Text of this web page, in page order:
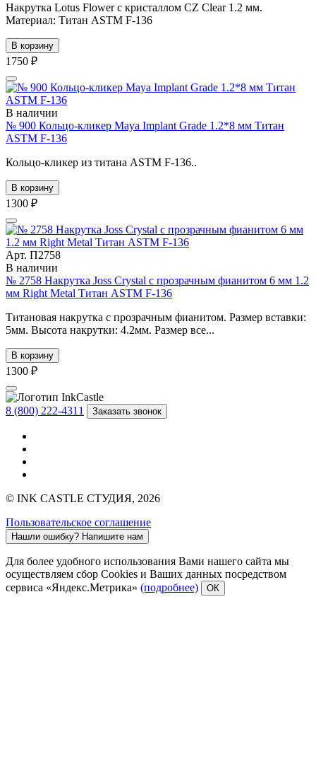
Накрутка Lotus Flower с кристаллом CZ Clear 1.2 мм.
Материал: Титан ASTM F-136
В корзину
1750 ₽
В наличии
№ 900 Кольцо-кликер Maya Implant Grade 1.2*8 мм Титан
ASTM F-136
Кольцо-кликер из титана ASTM F-136..
В корзину
1300 ₽
Арт. П2758
В наличии
№ 2758 Накрутка Joss Crystal с прозрачным фианитом 6 мм 1.2
мм Right Metal Титан ASTM F-136
Титановая накрутка с прозрачным фианитом. Размер вставки:
5мм. Высота накрутки: 4.2мм. Размер все...
В корзину
1300 ₽
8 (800) 222-4311 Заказать звонок
© INK CASTLE СТУДИЯ, 2026
Пользовательское соглашение
Нашли ошибку? Напишите нам
Для более удобного использования Вами нашего сайта мы
осуществляем сбор Cookies и Ваших данных посредством
сервиса «Яндекс.Метрика» (подробнее) ОК